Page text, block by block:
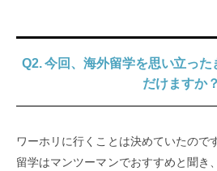
Q2. 今回、海外留学を思い立っ
だけますか？
ワーホリに行くことは決めていたので
留学はマンツーマンでおすすめと聞き